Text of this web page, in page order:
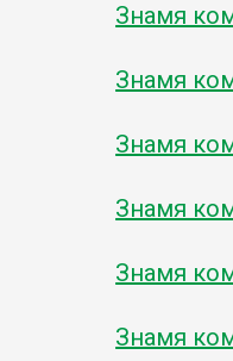
Знамя
Знамя
Знамя
Знамя
Знамя
Знамя